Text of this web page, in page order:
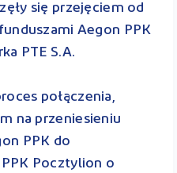
się przejęciem od
Aegon PPK
PTE S.A.
połączenia,
na przeniesieniu
PPK do
Pocztylion o